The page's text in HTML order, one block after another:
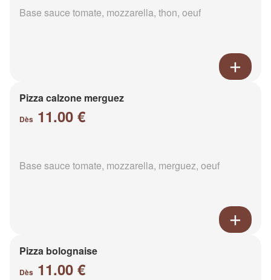
Base sauce tomate, mozzarella, thon, oeuf
Pizza calzone merguez
Dès 11.00 €
Base sauce tomate, mozzarella, merguez, oeuf
Pizza bolognaise
Dès 11.00 €